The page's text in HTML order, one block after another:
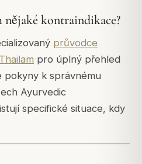
nějaké kontraindikace?
průvodce
pro úplný přehled
pokyny k správnému
Ayurvedic
specifické situace, kdy